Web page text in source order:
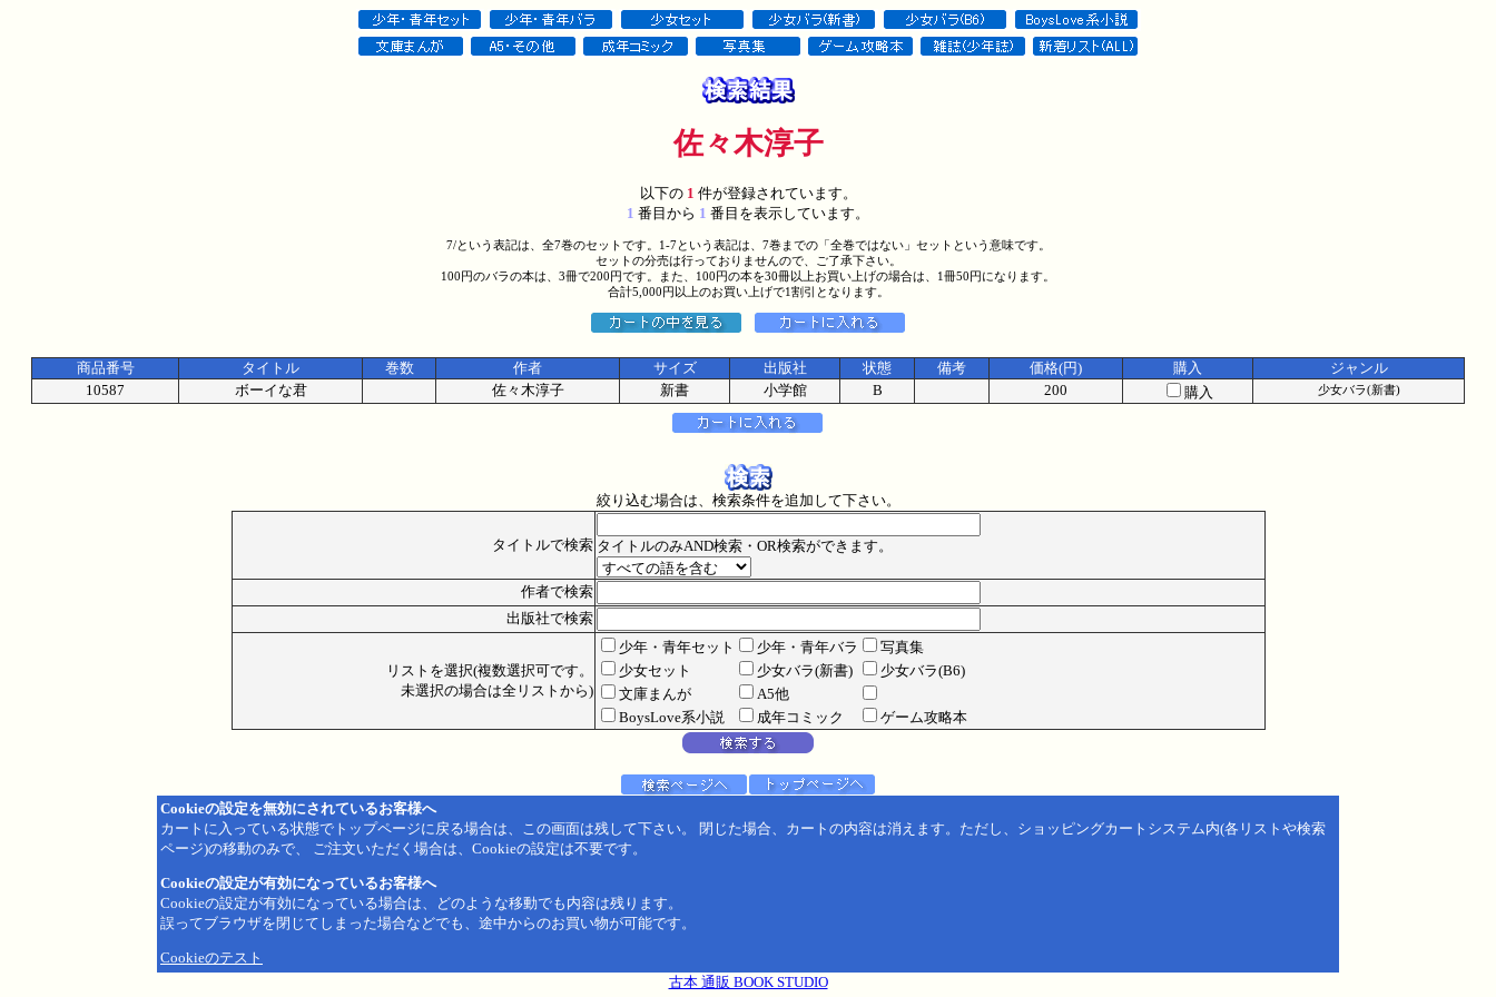
佐々木淳子
以下の1 件が登録されています。
1 番目から 1 番目を表示しています。
7/という表記は、全7巻のセットです。1-7という表記は、7巻までの「全巻ではない」セットという意味です。
セットの分売は行っておりませんので、ご了承下さい。
100円のバラの本は、3冊で200円です。また、100円の本を30冊以上お買い上げの場合は、1冊50円になります。
合計5,000円以上のお買い上げで1割引となります。
商品番号 タイトル 巻数 作者 サイズ 出版社 状態 備考 価格(円) 購入
ジャンル
10587
ボーイな君 佐々木淳子 新書 小学館 B 200 購入 少女バラ(新書)
絞り込む場合は、検索条件を追加して下さい。
タイトルで検索 タイトルのみAND検索・OR検索ができます。
作者で検索
出版社で検索
リストを選択(複数選択可です。
未選択の場合は全リストから)
少年・青年セット 少年・青年バラ
写真集
少女セット
少女バラ(新書)
少女バラ(B6)
文庫まんが
A5他
BoysLove系小説
成年コミック ゲーム攻略本
Cookieの設定を無効にされているお客様へ
カートに入っている状態でトップページに戻る場合は、この画面は残して下さい。 閉じた場合、カートの内容は消えます。ただし、ショッピングカートシステム内(各リストや検索
ページ)の移動のみで、 ご注文いただく場合は、Cookieの設定は不要です。
Cookieの設定が有効になっているお客様へ
Cookieの設定が有効になっている場合は、どのような移動でも内容は残ります。
誤ってブラウザを閉じてしまった場合などでも、途中からのお買い物が可能です。
Cookieのテスト
古本 通販 BOOK STUDIO